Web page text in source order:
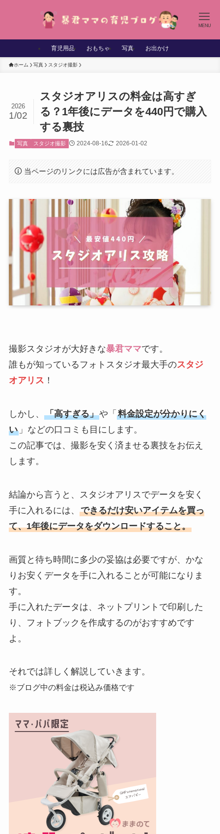
MENU
育児用品 おもちゃ 写真 お出かけ
ホーム 写真 スタジオ撮影
スタジオアリスの料金は高すぎ
る？1年後にデータを440円で購入
する裏技
2026
1/02
写真 スタジオ撮影 2024-08-16 2026-01-02
当ページのリンクには広告が含まれています。
撮影スタジオが大好きな暴君ママです。
誰もが知っているフォトスタジオ最大手のスタジ
オアリス ！
しかし、 「高すぎる」や「 料金設定が分かりにく
い」などの口コミも目にします。
この記事では、撮影を安く済ませる裏技をお伝え
します。
結論から言うと、スタジオアリスでデータを安く
手に入れるには、 できるだけ安いアイテムを買っ
て、1年後にデータをダウンロードすること。
画質と待ち時間に多少の妥協は必要ですが、かな
りお安くデータを手に入れることが可能になりま
す。
手に入れたデータは、ネットプリントで印刷した
り、フォトブックを作成するのがおすすめです
よ。
それでは詳しく解説していきます。
※ブログ中の料金は税込み価格です